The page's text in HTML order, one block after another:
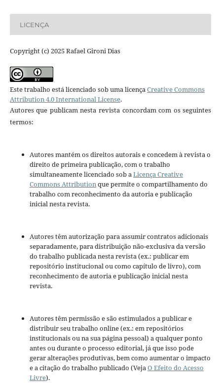
LICENÇA
Copyright (c) 2025 Rafael Gironi Dias
Este trabalho está licenciado sob uma licençaCreative Commons
Attribution 4.0 International License.
Autores que publicam nesta revista concordam com os seguintes
termos:
Autores mantém os direitos autorais e concedem à revista o
direito de primeira publicação, com o trabalho
simultaneamente licenciado sob aLicença Creative
Commons Attributionque permite o compartilhamento do
trabalho com reconhecimento da autoria e publicação
inicial nesta revista.
Autores têm autorização para assumir contratos adicionais
separadamente, para distribuição não-exclusiva da versão
do trabalho publicada nesta revista (ex.: publicar em
repositório institucional ou como capítulo de livro), com
reconhecimento de autoria e publicação inicial nesta
revista.
Autores têm permissão e são estimulados a publicar e
distribuir seu trabalho online (ex.: em repositórios
institucionais ou na sua página pessoal) a qualquer ponto
antes ou durante o processo editorial, já que isso pode
gerar alterações produtivas, bem como aumentar o impacto
e a citação do trabalho publicado (VejaO Efeito do Acesso
Livre).